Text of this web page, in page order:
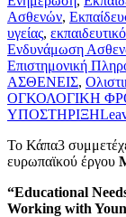
Ασθενών,
υγείας,
Ενδυνάμωση
Επιστημονική
ΑΣΘΕΝΕΙΣ,
ΟΓΚΟΛΟΓΙΚΗ
ΥΠΟΣΤΗΡΙΞΗ
Το Κάπα3
ευρωπαϊκού έργου
“Educational
Working with